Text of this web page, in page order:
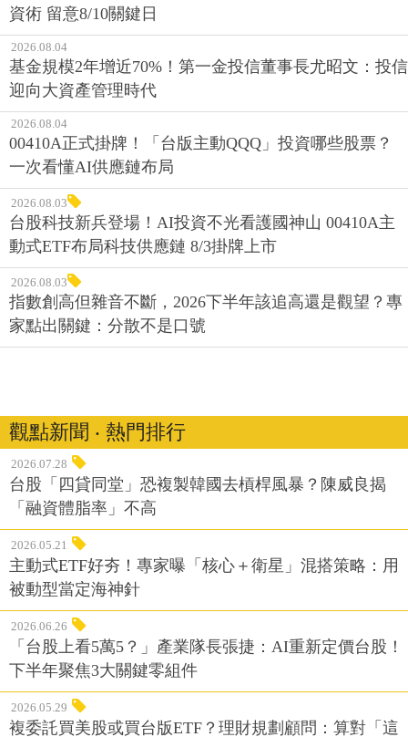
資術 留意8/10關鍵日
2026.08.04
基金規模2年增近70%！第一金投信董事長尤昭文：投信
迎向大資產管理時代
2026.08.04
00410A正式掛牌！「台版主動QQQ」投資哪些股票？
一次看懂AI供應鏈布局
2026.08.03
台股科技新兵登場！AI投資不光看護國神山 00410A主
動式ETF布局科技供應鏈 8/3掛牌上市
2026.08.03
指數創高但雜音不斷，2026下半年該追高還是觀望？專
家點出關鍵：分散不是口號
觀點新聞 ‧ 熱門排行
2026.07.28
台股「四貸同堂」恐複製韓國去槓桿風暴？陳威良揭
「融資體脂率」不高
2026.05.21
主動式ETF好夯！專家曝「核心＋衛星」混搭策略：用
被動型當定海神針
2026.06.26
「台股上看5萬5？」產業隊長張捷：AI重新定價台股！
下半年聚焦3大關鍵零組件
2026.05.29
複委託買美股或買台版ETF？理財規劃顧問：算對「這